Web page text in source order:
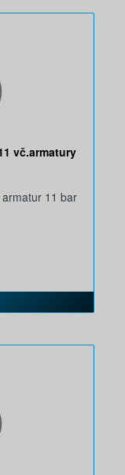
vč.armatury
11 bar